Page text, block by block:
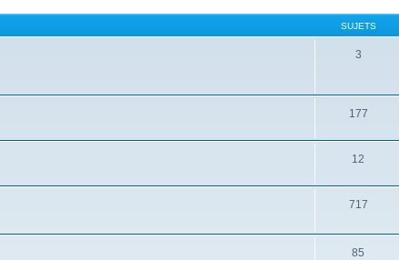
SUJETS
3
177
12
717
85